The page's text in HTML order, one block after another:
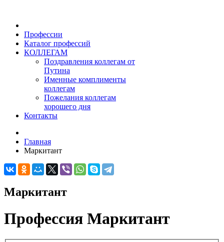
Профессии
Каталог профессий
КОЛЛЕГАМ
Поздравления коллегам от
Путина
Именные комплименты
коллегам
Пожелания коллегам
хорошего дня
Контакты
Главная
Маркитант
Маркитант
Профессия Маркитант